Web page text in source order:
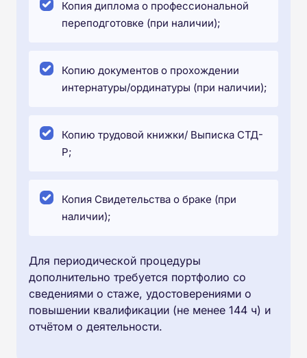
Копия диплома о профессиональной
переподготовке (при наличии);
Копию документов о прохождении
интернатуры/ординатуры (при наличии);
Копию трудовой книжки/ Выписка СТД-
Р;
Копия Свидетельства о браке (при
наличии);
Для периодической процедуры
дополнительно требуется портфолио со
сведениями о стаже, удостоверениями о
повышении квалификации (не менее 144 ч) и
отчётом о деятельности.